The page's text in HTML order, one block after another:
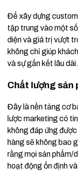
Để xây dựng
tập trung vào một
diện và giá trị vượt
không chỉ giúp
và sự gắn kết lâu dài.
Chất lượng sản
Đây là nền tảng cơ
lược marketing có
không đáp ứng
hàng sẽ không bao
rằng mọi sản phẩm/
hoạt động ổn định